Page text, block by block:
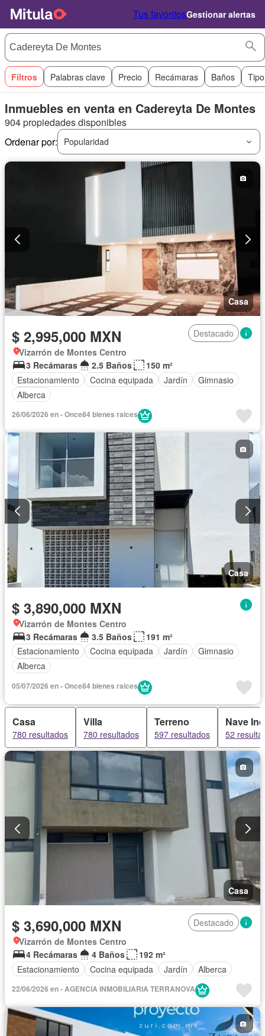
Tus favoritosGestionar alertas
Filtros Palabras clave Precio Recámaras Baños
Inmuebles en venta en Cadereyta De Montes
904 propiedades disponibles
Ordenar por:
Popularidad
Casa
$ 2,995,000 MXN
Destacado
Vizarrón de Montes Centro
3 Recámaras
2.5 Baños
150 m²
Estacionamiento
Cocina equipada Jardín
Gimnasio
Alberca
26/06/2026 en - Once84 bienes raices
Casa
$ 3,890,000 MXN
Vizarrón de Montes Centro
3 Recámaras
3.5 Baños
191 m²
Estacionamiento
Cocina equipada Jardín
Gimnasio
Alberca
05/07/2026 en - Once84 bienes raices
Casa
780 resultados
Villa
780 resultados
Terreno
597 resultados
Nave
52
Casa
$ 3,690,000 MXN
Destacado
Vizarrón de Montes Centro
4 Recámaras
4 Baños
192 m²
Estacionamiento
Cocina equipada Jardín Alberca
22/06/2026 en - AGENCIA INMOBILIARIA TERRANOVA